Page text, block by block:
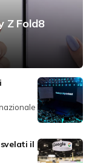
Z Fold8
il